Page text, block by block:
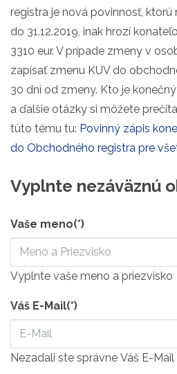
registra je nová povinnosť, ktorú
do 31.12.2019, inak hrozí
3310 eur. V prípade zmeny v
zapísať zmenu KUV do
30 dní od zmeny. Kto je
a ďalšie otázky si môžete
túto tému tu: Povinný zápis
do Obchodného registra pre
Vyplnte nezáväznú
Vaše meno(*)
Vyplnte vaše meno a priezvisko
Váš E-Mail(*)
Nezadali ste správne Váš E-Mail